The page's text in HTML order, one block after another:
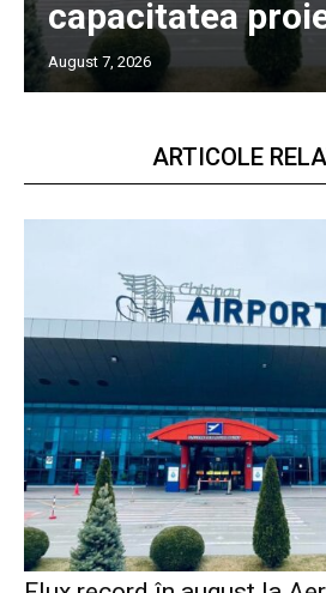
capacitatea
August 7, 2026
ARTICOLE